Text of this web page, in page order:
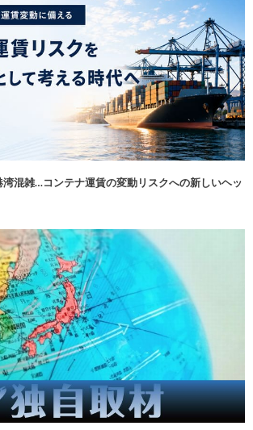
湾混雑…コンテナ運賃の変動リスクへの新しいヘッ